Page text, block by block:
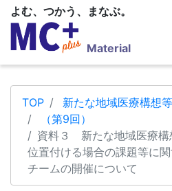
よむ、つかう、まなぶ。
Material
TOP
新たな地域医療構想
（第9回）
資料３ 新たな地域医療構
位置付ける場合の課題等に
チームの開催について